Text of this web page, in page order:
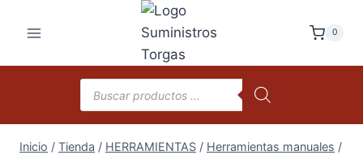
0
Búsqueda
de
productos
Inicio / Tienda / HERRAMIENTAS / Herramientas manuales /